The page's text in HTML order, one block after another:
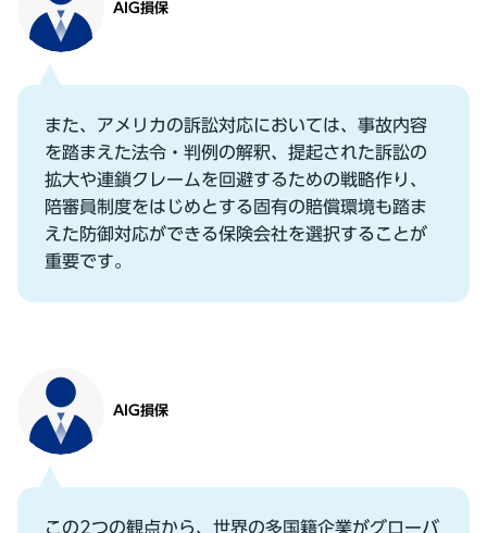
AIG損保
また、アメリカの訴訟対応においては、事故内容
を踏まえた法令・判例の解釈、提起された訴訟の
拡⼤や連鎖クレームを回避するための戦略作り、
陪審員制度をはじめとする固有の賠償環境も踏ま
えた防御対応ができる保険会社を選択することが
重要です。
AIG損保
この2つの観点から、世界の多国籍企業がグローバ